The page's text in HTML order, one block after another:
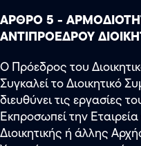
ΑΡΘΡΟ 5 -
ΑΝΤΙΠΡΟΕΔΡΟΥ
Ο Πρόεδρος του
Συγκαλεί το Διοικητικό
διευθύνει τις εργασίες
Εκπροσωπεί την
Διοικητικής ή άλλης